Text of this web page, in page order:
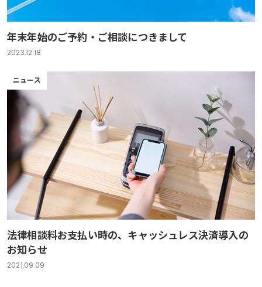
年末年始のご予約・ご相談につきまして
2023.12.18
ニュース
法律相談料お支払い時の、キャッシュレス決済導入の
お知らせ
2021.09.09